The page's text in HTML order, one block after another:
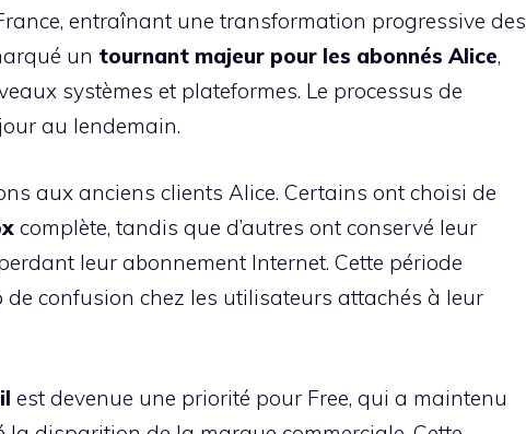
entraînant une transformation progressive des
un tournant majeur pour les abonnés Alice,
systèmes et plateformes. Le processus de
au lendemain.
aux anciens clients Alice. Certains ont choisi de
complète, tandis que d’autres ont conservé leur
leur abonnement Internet. Cette période
confusion chez les utilisateurs attachés à leur
est devenue une priorité pour Free, qui a maintenu